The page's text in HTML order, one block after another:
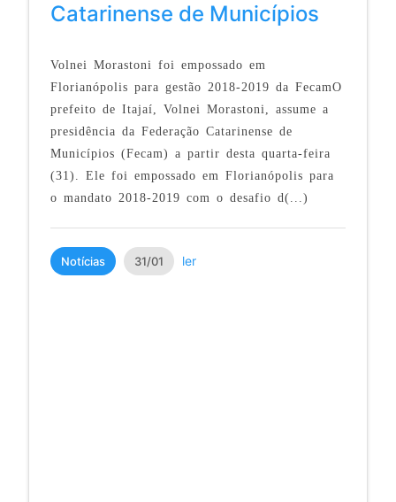
Catarinense de Municípios
Volnei Morastoni foi empossado em
Florianópolis para gestão 2018-2019 da FecamO
prefeito de Itajaí, Volnei Morastoni, assume a
presidência da Federação Catarinense de
Municípios (Fecam) a partir desta quarta-feira
(31). Ele foi empossado em Florianópolis para
o mandato 2018-2019 com o desafio d(...)
Notícias 31/01 ler